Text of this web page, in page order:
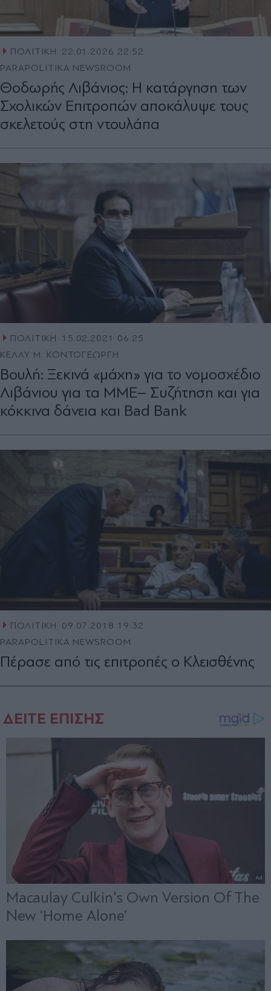
ΠΟΛΙΤΙΚΗ
22.01.2026 22:52
PARAPOLITIKA NEWSROOM
Θοδωρής Λιβάνιος: Η κατάργηση των
Σχολικών Επιτροπών αποκάλυψε τους
σκελετούς στη ντουλάπα
ΠΟΛΙΤΙΚΗ
15.02.2021 06:25
ΚΕΛΛΥ Μ. ΚΟΝΤΟΓΕΩΡΓΗ
Βουλή: Ξεκινά «μάχη» για το νομοσχέδιο
Λιβάνιου για τα ΜΜΕ– Συζήτηση και για
κόκκινα δάνεια και Bad Bank
ΠΟΛΙΤΙΚΗ
09.07.2018 19:32
PARAPOLITIKA NEWSROOM
Πέρασε από τις επιτροπές ο Κλεισθένης